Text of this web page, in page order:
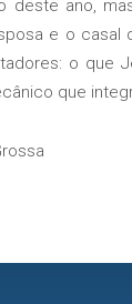
deste ano,
e o
o que
que